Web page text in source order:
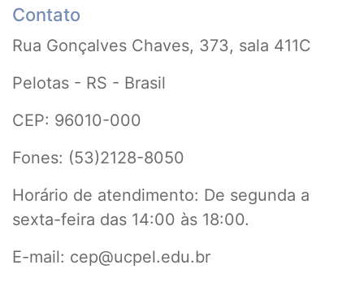
Contato
Rua Gonçalves Chaves, 373, sala 411C
Pelotas - RS - Brasil
CEP: 96010-000
Fones: (53)2128-8050
Horário de atendimento: De segunda a
sexta-feira das 14:00 às 18:00.
E-mail: cep@ucpel.edu.br